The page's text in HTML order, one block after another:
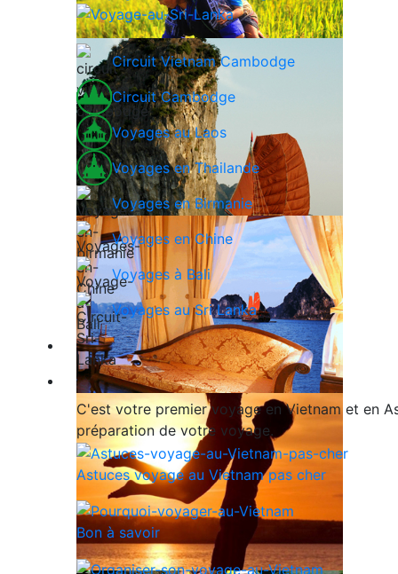
Circuit Vietnam Cambodge
Circuit Cambodge
Voyages au Laos
Voyages en Thailande
Voyages en Birmanie
Voyages en Chine
Voyages à Bali
Voyages au Sri Lanka
Nos exclusivités
Guide de voyage
C'est votre premier voyage en Vietnam et en
préparation de votre voyage.
Astuces voyage au Vietnam pas cher
Bon à savoir